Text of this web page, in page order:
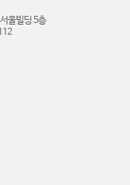
울빌딩 5층